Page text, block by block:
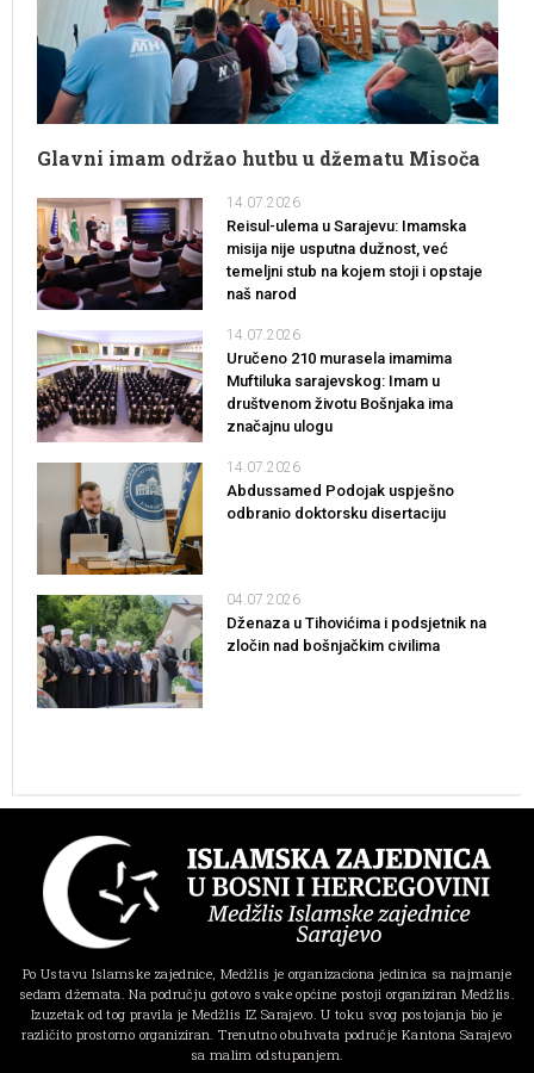
Glavni imam održao hutbu u džematu Misoča
14.07.2026
Reisul-ulema u Sarajevu: Imamska
misija nije usputna dužnost, već
temeljni stub na kojem stoji i opstaje
naš narod
14.07.2026
Uručeno 210 murasela imamima
Muftiluka sarajevskog: Imam u
društvenom životu Bošnjaka ima
značajnu ulogu
14.07.2026
Abdussamed Podojak uspješno
odbranio doktorsku disertaciju
04.07.2026
Dženaza u Tihovićima i podsjetnik na
zločin nad bošnjačkim civilima
Po Ustavu Islamske zajednice, Medžlis je organizaciona jedinica sa najmanje
sedam džemata. Na području gotovo svake općine postoji organiziran Medžlis.
Izuzetak od tog pravila je Medžlis IZ Sarajevo. U toku svog postojanja bio je
različito prostorno organiziran. Trenutno obuhvata područje Kantona Sarajevo
sa malim odstupanjem.